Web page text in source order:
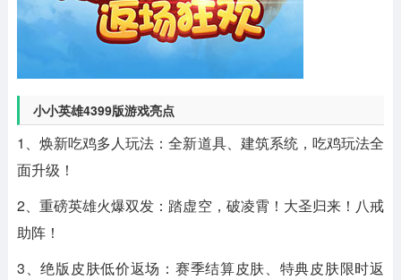
小小英雄4399版游戏亮点
1、焕新吃鸡多人玩法：全新道具、建筑系统，吃鸡玩法全
面升级！
2、重磅英雄火爆双发：踏虚空，破凌霄！大圣归来！八戒
助阵！
3、绝版皮肤低价返场：赛季结算皮肤、特典皮肤限时返